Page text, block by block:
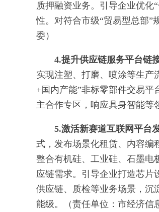
质押融资业务。引导企业优化
性。对符合市级“贸易型总部”
委）
4.提升供应链服务平台链
实现注塑、打磨、喷涂等生产
+国内产能”非标零部件交易
主合作专区，响应具身智能等
5.激活新赛道互联网平台
式，发布场景化租赁、内容编
整合有机硅、工业硅、石墨电
应链需求。引导企业打造芯片
供应链、质检等业务场景，沉
能级。（责任单位：市经济信